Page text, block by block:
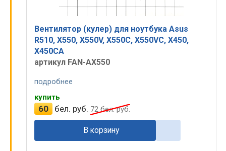
Вентилятор (кулер) для ноутбука Asus
R510, X550, X550V, X550C, X550VC, X450,
X450CA
артикул FAN-AX550
подробнее
купить
60 бел. руб. 72бел. руб.
В корзину